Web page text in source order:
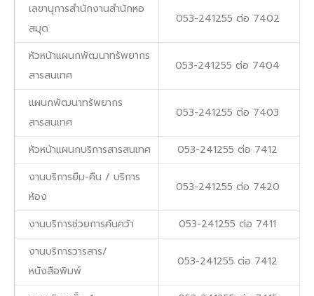
เลขานุการสำนักงานสำนักหอ
สมุด
053-241255 ต่อ 7402
หัวหน้าแผนกพัฒนาทรัพยากร
สารสนเทศ
053-241255 ต่อ 7404
แผนกพัฒนาทรัพยากร
สารสนเทศ
053-241255 ต่อ 7403
หัวหน้าแผนกบริการสารสนเทศ
053-241255 ต่อ 7412
งานบริการยืม-คืน / บริการ
ห้อง
053-241255 ต่อ 7420
งานบริการช่วยการค้นคว้า
053-241255 ต่อ 7411
งานบริการวารสาร/
หนังสือพิมพ์
053-241255 ต่อ 7412